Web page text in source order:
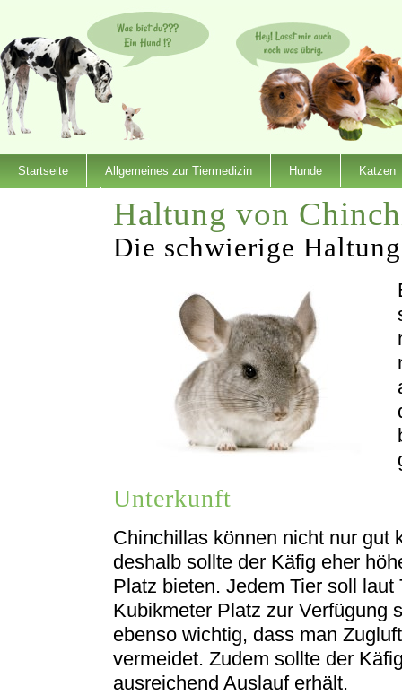
Startseite Allgemeines zur Tiermedizin Hunde Katzen
Haltung von
Die schwierige
Unterkunft
Chinchillas können nicht nur gut
deshalb sollte der Käfig eher
Platz bieten. Jedem Tier soll
Kubikmeter Platz zur Verfügung
ebenso wichtig, dass man
vermeidet. Zudem sollte der
ausreichend Auslauf erhält.